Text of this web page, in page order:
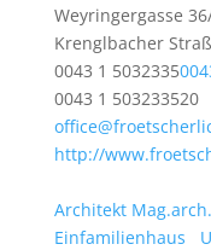
Weyringergasse
Krenglbacher
0043 1 5032335
0043 1 503233520
http://
Architekt
Einfamilienhaus